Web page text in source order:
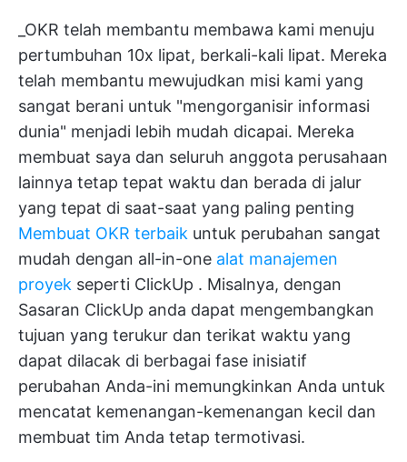
_OKR telah membantu membawa kami menuju
pertumbuhan 10x lipat, berkali-kali lipat. Mereka
telah membantu mewujudkan misi kami yang
sangat berani untuk "mengorganisir informasi
dunia" menjadi lebih mudah dicapai. Mereka
membuat saya dan seluruh anggota perusahaan
lainnya tetap tepat waktu dan berada di jalur
yang tepat di saat-saat yang paling penting
Membuat OKR terbaik untuk perubahan sangat
mudah dengan all-in-one alat manajemen
proyek seperti ClickUp . Misalnya, dengan
Sasaran ClickUp anda dapat mengembangkan
tujuan yang terukur dan terikat waktu yang
dapat dilacak di berbagai fase inisiatif
perubahan Anda-ini memungkinkan Anda untuk
mencatat kemenangan-kemenangan kecil dan
membuat tim Anda tetap termotivasi.